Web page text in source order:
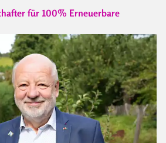
für 100% Erneuerbare